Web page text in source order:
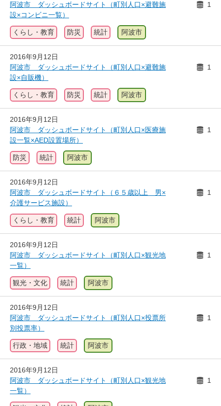
阿波市 ダッシュボードサイト（町別人口×避難施
設×コンビニ一覧）
1
くらし・教育 防災 統計 阿波市
2016年9月12日
阿波市 ダッシュボードサイト（町別人口×避難施
設×自販機）
1
くらし・教育 防災 統計 阿波市
2016年9月12日
阿波市 ダッシュボードサイト（町別人口×医療施
設一覧×AED設置場所）
1
防災 統計 阿波市
2016年9月12日
阿波市 ダッシュボードサイト（６５歳以上＿男×
介護サービス施設）
1
くらし・教育 統計 阿波市
2016年9月12日
阿波市 ダッシュボードサイト（町別人口×観光地
一覧）
1
観光・文化 統計 阿波市
2016年9月12日
阿波市 ダッシュボードサイト（町別人口×投票所
別投票率）
1
行政・地域 統計 阿波市
2016年9月12日
阿波市 ダッシュボードサイト（町別人口×観光地
一覧）
1